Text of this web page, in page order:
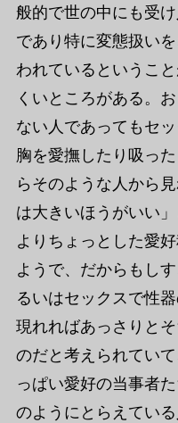
般的で世の中にも受
であり特に変態扱い
われているというこ
くいところがある。
ない人であってもセ
胸を愛撫したり吸っ
らそのような人から
は大きいほうがいい
よりちょっとした愛
ようで、だからもし
るいはセックスで性
現れればあっさりと
のだと考えられてい
っぱい愛好の当事者
のようにとらえてい